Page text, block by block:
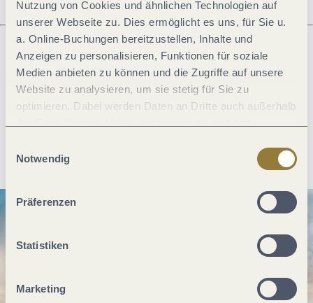
Nutzung von Cookies und ähnlichen Technologien auf
unserer Webseite zu. Dies ermöglicht es uns, für Sie u.
a. Online-Buchungen bereitzustellen, Inhalte und
Anzeigen zu personalisieren, Funktionen für soziale
Medien anbieten zu können und die Zugriffe auf unsere
Website zu analysieren, um sie stetig für Sie zu
optimieren. Dabei werden Daten an Dritte auch außerhalb
jederzeit widerrufen werden. Mit der Auswahl "Alle
ablehnen" kann es zu Beeinträchtigungen in der Nutzung
Notwendig
Präferenzen
Statistiken
Marketing
Was möchtest du als nächstes tun?
PDF erzeugen